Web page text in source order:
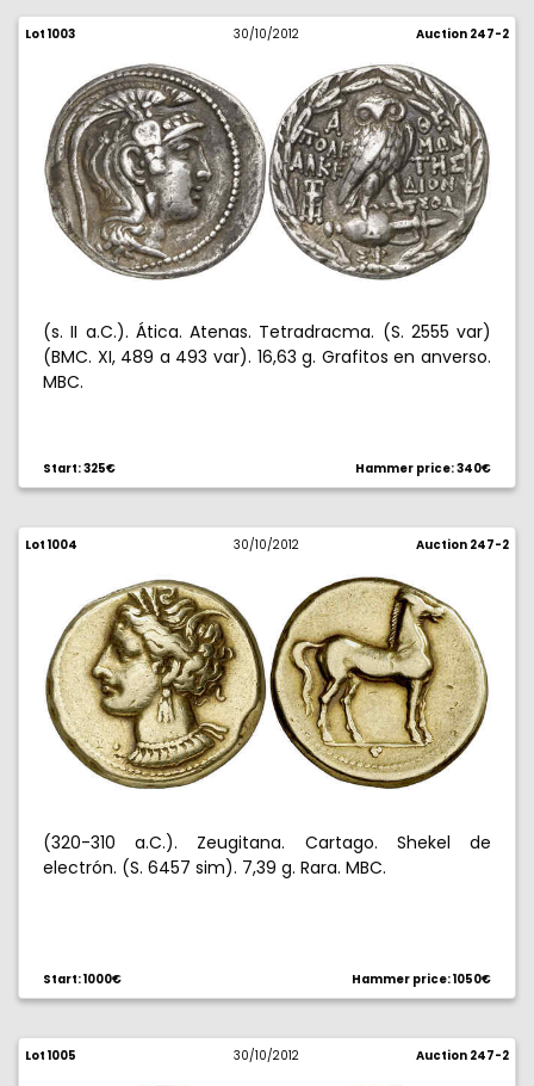
Lot 1003 30/10/2012 Auction 247-2
(s. II a.C.). Ática. Atenas. Tetradracma. (S. 2555 var)
(BMC. XI, 489 a 493 var). 16,63 g. Grafitos en anverso.
MBC.
Start: 325€ Hammer price: 340€
Lot 1004 30/10/2012 Auction 247-2
(320-310 a.C.). Zeugitana. Cartago. Shekel de
electrón. (S. 6457 sim). 7,39 g. Rara. MBC.
Start: 1000€ Hammer price: 1050€
Lot 1005 30/10/2012 Auction 247-2